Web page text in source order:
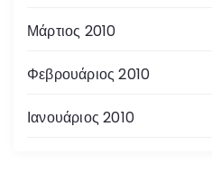
Μάρτιος 2010
Φεβρουάριος 2010
Ιανουάριος 2010